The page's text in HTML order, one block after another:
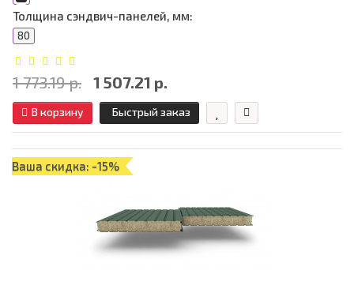
Толщина сэндвич-панелей, мм:
80
1 773.19 р. 1 507.21 р.
В корзину Быстрый заказ
Ваша скидка: -15%